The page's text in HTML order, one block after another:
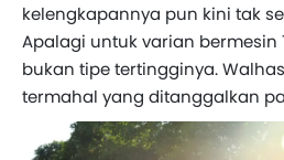
kelengkapannya pun kini tak
Apalagi untuk varian bermesin
bukan tipe tertingginya.
termahal yang ditanggalkan